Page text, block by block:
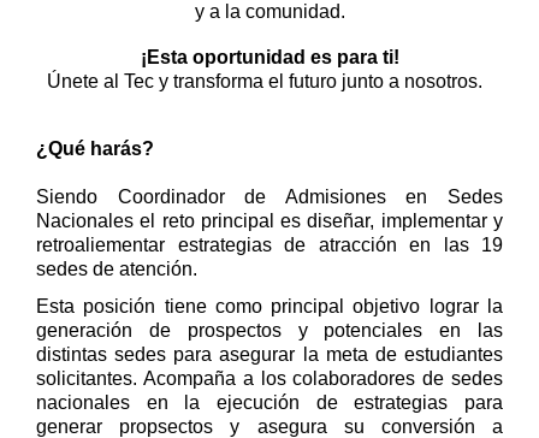
y a la comunidad.
¡Esta oportunidad es para ti!
Únete al Tec y transforma el futuro junto a nosotros.
¿Qué harás?
Siendo Coordinador de Admisiones en Sedes
Nacionales el reto principal es diseñar, implementar y
retroaliementar estrategias de atracción en las 19
sedes de atención.
Esta posición tiene como principal objetivo lograr la
generación de prospectos y potenciales en las
distintas sedes para asegurar la meta de estudiantes
solicitantes. Acompaña a los colaboradores de sedes
nacionales en la ejecución de estrategias para
generar propsectos y asegura su conversión a